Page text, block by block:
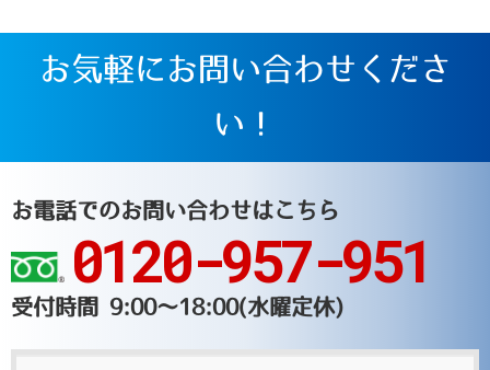
お気軽にお問い合わせくださ
い！
お電話でのお問い合わせはこちら
0120-957-951
受付時間 9:00～18:00(水曜定休)